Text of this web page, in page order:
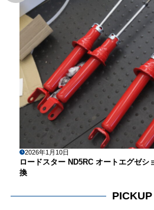
2026年1月10日
ロードスター ND5RC オートエグゼシ
換
PICKUP